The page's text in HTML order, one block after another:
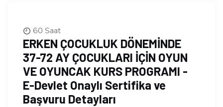
60 Saat
ERKEN ÇOCUKLUK DÖNEMİNDE
37-72 AY ÇOCUKLARI İÇİN OYUN
VE OYUNCAK KURS PROGRAMI -
E-Devlet Onaylı Sertifika ve
Başvuru Detayları